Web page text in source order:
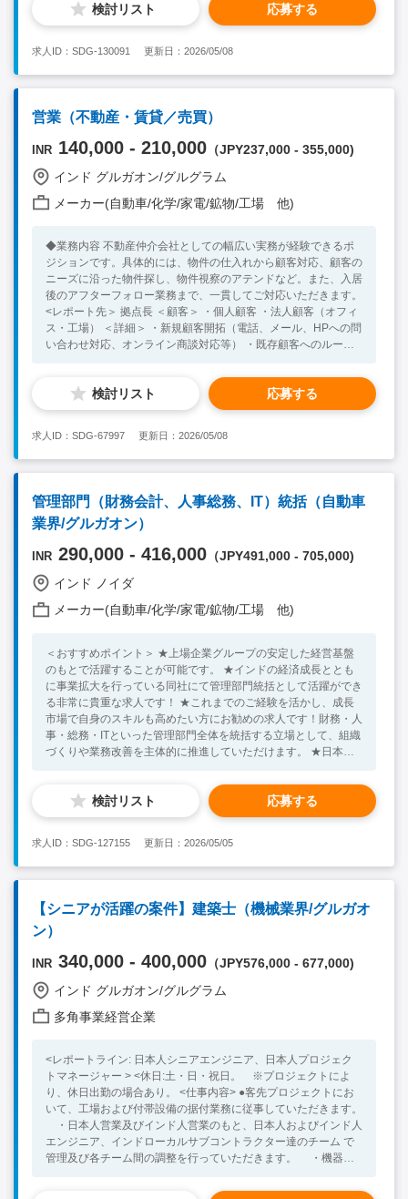
ア志向、社内状況に応じ、その他業務もアサイン可能性がござい
ます。 <Necessary Skill / Experience > ・営業経験（業界不問）
可） ・海外での就業に前向きな方 <Preferable Skill /
Experience> ・ステークホルダーを巻き込みながら、複数部署に
またがるプロジェクトを推進した経験 ・インドまたは海外での
就業経験 ・BtoBビジネスのご経験 ・BIツールによるデータ可視
化の経験（Google Data Studio, Looker等）
検討リスト 応募する
求人ID：SDG-130091 更新日：2026/05/08
営業（不動産・賃貸／売買）
INR 140,000 - 210,000 （JPY237,000 - 355,000)
インド グルガオン/グルグラム
メーカー(自動車/化学/家電/鉱物/工場 他)
◆業務内容 不動産仲介会社としての幅広い実務が経験できるポ
ジションです。具体的には、物件の仕入れから顧客対応、顧客の
ニーズに沿った物件探し、物件視察のアテンドなど。また、入居
後のアフターフォロー業務まで、一貫してご対応いただきます。
<レポート先＞ 拠点長 ＜顧客＞ ・個人顧客 ・法人顧客（オフィ
ス・工場） ＜詳細＞ ・新規顧客開拓（電話、メール、HPへの問
い合わせ対応、オンライン商談対応等） ・既存顧客へのルート
成 ・内覧対応（クライアントとの調整およびブローカーとの調
整） 【要英語】 ・契約書締結・入居まで一貫したサポート ・
入居後のカスタマーサポート <Necessary Skill / Experience > ・
の英語力 ・業界経験は不問ですが、不動産業界に興味をお持ち
の方 <Preferable Skill / Experience> ・インドまたはその他海外
への渡航経験 ・営業または営業に類似するご経験をお持ちの方
検討リスト 応募する
求人ID：SDG-67997 更新日：2026/05/08
管理部門（財務会計、人事総務、IT）統括（自動車
業界/グルガオン）
INR 290,000 - 416,000 （JPY491,000 - 705,000)
インド ノイダ
メーカー(自動車/化学/家電/鉱物/工場 他)
＜おすすめポイント＞ ★上場企業グループの安定した経営基盤
のもとで活躍することが可能です。 ★インドの経済成長ととも
に事業拡大を行っている同社にて管理部門統括として活躍ができ
る非常に貴重な求人です！ ★これまでのご経験を活かし、成長
市場で自身のスキルも高めたい方にお勧めの求人です！財務・人
事・総務・ITといった管理部門全体を統括する立場として、組織
づくりや業務改善を主体的に推進していただけます。 ★日本本
ンド事業の成長戦略に深く関わることができるポジションです。
■採用背景： ・事業拡大および管理体制強化に伴い、インド拠点
全体を俯瞰し、管理部門を横断的に統括いただける人材を募集し
担っていただきます。 ◆具体的には ●財務会計、人事総務、IT部
門の統括、当該部門HODの管理・監督 ●全社予算、月次財務状
況把握・要約、親会社への報告 ●社内外含む監査対応推進管理 ●
関連官庁、銀行、税務コンサルタント等との折衝 ●生産管理等シ
ステム関連の素養もあれば尚可 <Necessary Skill / Experience >
・ビジネスレベルの英語力をお持ちの方 ・財務会計を軸に、管
場と経営の橋渡しができるコミュニケーション力をお持ちの方
<Preferable Skill / Experience> ・ERPシステム導入のご経験を
ある方 ・生産管理システムの導入のご経験をお持ちの方 ・海外
での就業経験をお持ちの方（インドでのご経験をお持ちの方であ
検討リスト 応募する
求人ID：SDG-127155 更新日：2026/05/05
【シニアが活躍の案件】建築士（機械業界/グルガオ
ン）
INR 340,000 - 400,000 （JPY576,000 - 677,000)
インド グルガオン/グルグラム
多角事業経営企業
<レポートライン: 日本人シニアエンジニア、日本人プロジェク
トマネージャー > <休日:土・日・祝日。 ※プロジェクトによ
り、休日出勤の場合あり。 <仕事内容> ●客先プロジェクトにお
いて、工場および付帯設備の据付業務に従事していただきます。
・日本人営業及びインド人営業のもと、日本人およびインド人
エンジニア、インドローカルサブコントラクター達のチーム で
管理及び各チーム間の調整を行っていただきます。 ・機器の
須の経験・スキル > ・建築関係有資格者（２級以上） ・建